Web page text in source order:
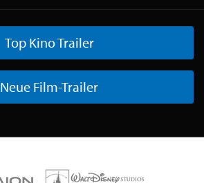
Top Kino Trailer
Neue Film-Trailer